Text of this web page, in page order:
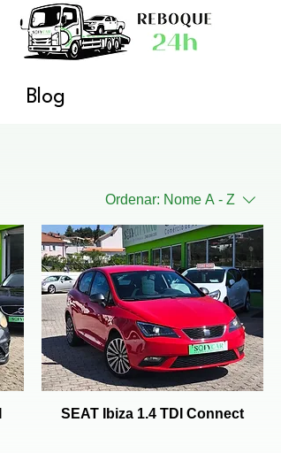
Blog
Ordenar: Nome A - Z
SEAT Ibiza 1.4 TDI Connect